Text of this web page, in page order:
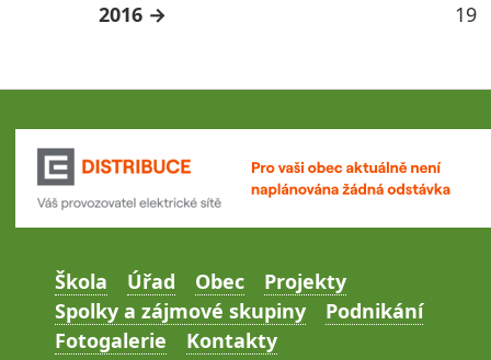
2016
19
Škola Úřad Obec
Projekty
Spolky a zájmové skupiny
Podnikání
Fotogalerie
Kontakty